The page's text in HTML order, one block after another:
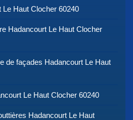
Haut Clocher 60240
Hadancourt Le Haut Clocher
de façades Hadancourt Le Haut
Le Haut Clocher 60240
Hadancourt Le Haut